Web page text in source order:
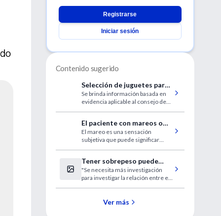
Registrarse
Iniciar sesión
Contenido sugerido
Selección de juguetes para
niños en la era digital
Se brinda información basada en
evidencia aplicable al consejo de
para sus hijos
El paciente con mareos o
trastornos del equilibrio
El mareo es una sensación
subjetiva que puede significar
conjunto diverso de alteraciones
neurológicas puede contribuir a
los trastornos del equilibrio.
Tener sobrepeso puede
vincularse con mayor
supervivencia en un ACV
"Se necesita más investigación
para investigar la relación entre el
Ver más